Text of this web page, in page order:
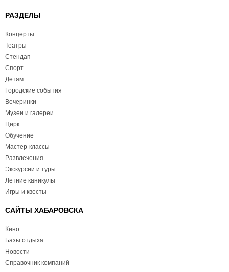
РАЗДЕЛЫ
Концерты
Театры
Стендап
Спорт
Детям
Городские события
Вечеринки
Музеи и галереи
Цирк
Обучение
Мастер-классы
Развлечения
Экскурсии и туры
Летние каникулы
Игры и квесты
САЙТЫ ХАБАРОВСКА
Кино
Базы отдыха
Новости
Справочник компаний